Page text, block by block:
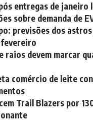
entregas de janeiro
sobre demanda de
previsões dos
raios devem marcar
comércio de leite
Trail Blazers por